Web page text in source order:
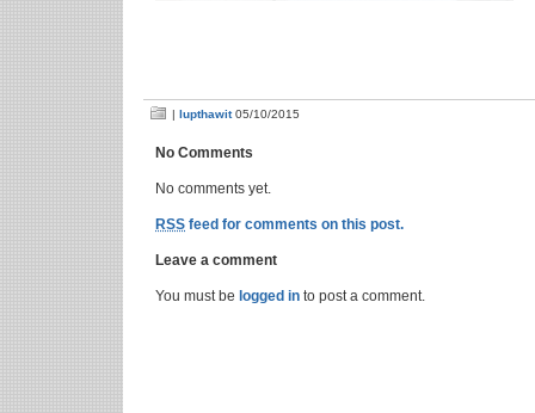
| lupthawit05/10/2015
No Comments
No comments yet.
RSS feed for comments on this post.
Leave a comment
You must be logged in to post a comment.